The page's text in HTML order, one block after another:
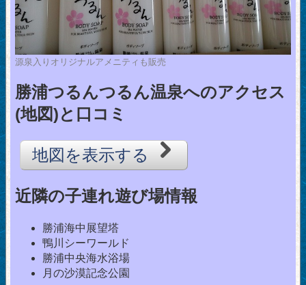
源泉入りオリジナルアメニティも販売
勝浦つるんつるん温泉へのアクセス
(地図)と口コミ
地図を表示する
近隣の子連れ遊び場情報
勝浦海中展望塔
鴨川シーワールド
勝浦中央海水浴場
月の沙漠記念公園